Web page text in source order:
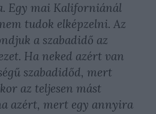
Egy mai Kaliforniánál
tudok elképzelni. Az
a szabadidő az
Ha neked azért van
szabadidőd, mert
az teljesen mást
azért, mert egy annyira